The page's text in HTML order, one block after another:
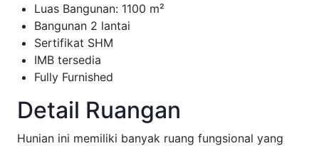
Luas Bangunan: 1100 m²
Bangunan 2 lantai
Sertifikat SHM
IMB tersedia
Fully Furnished
Detail Ruangan
Hunian ini memiliki banyak ruang fungsional yang